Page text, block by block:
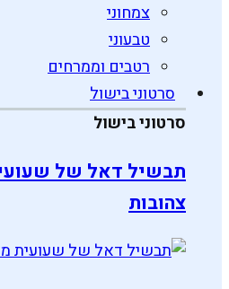
צמחוני
טבעוני
רטבים וממרחים
סרטוני בישול
סרטוני בישול
תבשיל דאל של
צהובות